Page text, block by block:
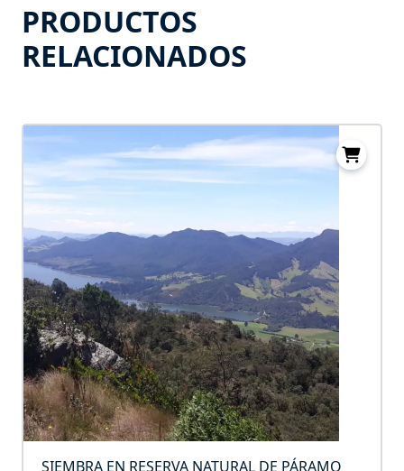
PRODUCTOS
RELACIONADOS
SIEMBRA EN RESERVA NATURAL DE PÁRAMO